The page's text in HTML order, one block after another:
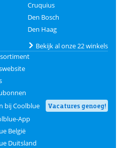
Cruquius
Den Bosch
Den Haag
Bekijk al onze 22 winkels
bij Coolblue
Vacatures genoeg!
App
België
Duitsland